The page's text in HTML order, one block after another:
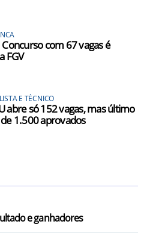
Concurso com 67 vagas é
FGV
E TÉCNICO
abre só 152 vagas, mas último
1.500 aprovados
e ganhadores